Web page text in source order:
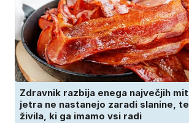
Zdravnik razbija enega največjih
jetra ne nastanejo zaradi slanine,
živila, ki ga imamo vsi radi